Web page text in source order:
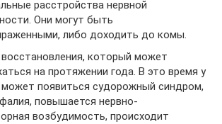
расстройства нервной
Они могут быть
либо доходить до комы.
который может
на протяжении года. В это время у
может появиться судорожный синдром,
повышается нервно-
возбудимость, происходит